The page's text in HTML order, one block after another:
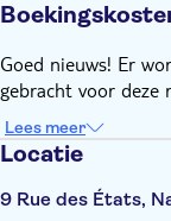
Goed nieuws! Er
gebracht voor deze
Lees meer
Locatie
9 Rue des États,